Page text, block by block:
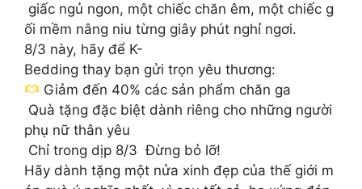
giấc ngủ ngon, một chiếc chăn êm, một chiếc g
ối mềm nâng niu từng giây phút nghỉ ngơi.
8/3 này, hãy để K-
Bedding thay bạn gửi trọn yêu thương:
Giảm đến 40% các sản phẩm chăn ga
Quà tặng đặc biệt dành riêng cho những người
phụ nữ thân yêu
Chỉ trong dịp 8/3 Đừng bỏ lỡ!
Hãy dành tặng một nửa xinh đẹp của thế giới m